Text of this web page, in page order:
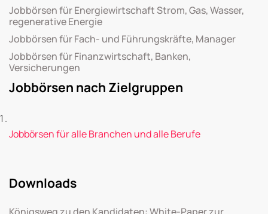
Jobbörsen für Energiewirtschaft Strom, Gas, Wasser,
regenerative Energie
Jobbörsen für Fach- und Führungskräfte, Manager
Jobbörsen für Finanzwirtschaft, Banken,
Versicherungen
Jobbörsen nach Zielgruppen
Jobbörsen für alle Branchen und alle Berufe
Downloads